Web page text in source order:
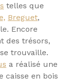
telles que
Breguet,
Encore
des trésors,
trouvaille.
a réalisé une
caisse en bois